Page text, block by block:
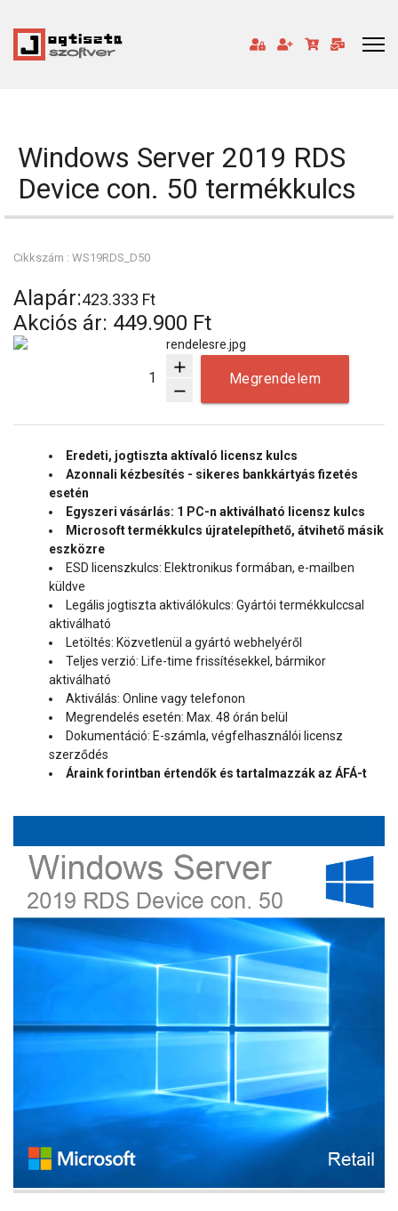
Windows Server 2019 RDS
Device con. 50 termékkulcs
Cikkszám : WS19RDS_D50
Alapár:423.333 Ft
Akciós ár: 449.900 Ft
add
remove
Megrendelem
Eredeti, jogtiszta aktívaló licensz kulcs
Azonnali kézbesítés - sikeres bankkártyás fizetés
esetén
Egyszeri vásárlás: 1 PC-n aktiválható licensz kulcs
Microsoft termékkulcs újratelepíthető, átvihető másik
eszközre
ESD licenszkulcs: Elektronikus formában, e-mailben
küldve
Legális jogtiszta aktiválókulcs: Gyártói termékkulccsal
aktiválható
Letöltés: Közvetlenül a gyártó webhelyéről
Teljes verzió: Life-time frissítésekkel, bármikor
aktiválható
Aktiválás: Online vagy telefonon
Megrendelés esetén: Max. 48 órán belül
Dokumentáció: E-számla, végfelhasználói licensz
szerződés
Áraink forintban értendők és tartalmazzák az ÁFÁ-t